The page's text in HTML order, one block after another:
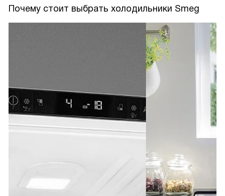
Почему стоит выбрать холодильники Smeg